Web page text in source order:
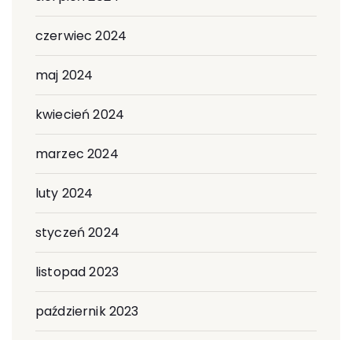
czerwiec 2024
maj 2024
kwiecień 2024
marzec 2024
luty 2024
styczeń 2024
listopad 2023
październik 2023